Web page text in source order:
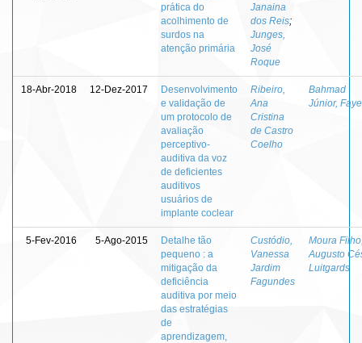
prática do
acolhimento de
surdos na
atenção primária
Janaina
dos Reis;
Junges,
José
Roque
18-Abr-2018 12-Dez-2017
Desenvolvimento
e validação de
um protocolo de
avaliação
perceptivo-
auditiva da voz
de deficientes
auditivos
usuários de
implante coclear
Ribeiro,
Ana
Cristina
de Castro
Coelho
Bahmad
Júnior,
5-Fev-2016 5-Ago-2015
Detalhe tão
pequeno : a
mitigação da
deficiência
auditiva por meio
das estratégias
de
aprendizagem,
Custódio,
Vanessa
Jardim
Fagundes
Moura
Augusto
Luitgards